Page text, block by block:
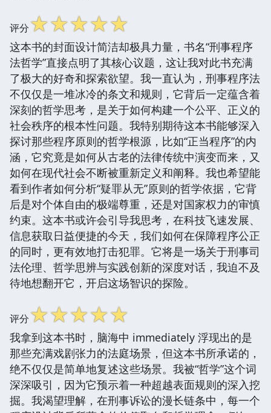
评分☆☆☆☆☆
这本书的封面设计简洁却极具力量，书名“刑事程序
法哲学”直接点明了其核心议题，这让我对此书充满
了极大的好奇和探索欲望。我一直认为，刑事程序法
不仅仅是一堆冰冷的条文和规则，它背后一定蕴含着
深刻的哲学思考，是关于如何构建一个公平、正义的
社会秩序的根本性问题。我特别期待这本书能够深入
探讨那些程序原则的哲学根源，比如“正当程序”的内
涵，它究竟是如何从古老的法律传统中演变而来，又
如何在现代社会不断被重新定义和阐释。我也希望能
看到作者如何分析“疑罪从无”原则的哲学依据，它背
后是对个体自由的极端尊重，还是对国家权力的审慎
约束。这本书或许会引导我思考，在科技飞速发展、
信息获取日益便捷的今天，我们如何在保障程序公正
的同时，更有效地打击犯罪。它将是一场关于刑事司
法伦理、哲学思辨与实践创新的深度对话，我迫不及
待地想翻开它，开启这场智识的探险。
评分☆☆☆☆☆
我拿到这本书时，脑海中 immediately 浮现出的是
那些充满戏剧张力的法庭场景，但这本书所承诺的，
绝不仅仅是简单地复述这些场景。我被“哲学”这个词
深深吸引，因为它预示着一种超越表面规则的深入挖
掘。我渴望理解，在刑事诉讼的漫长链条中，每一个